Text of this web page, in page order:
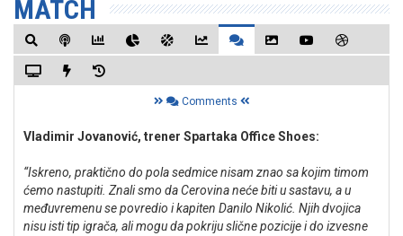
MATCH
Comments
Vladimir Jovanović, trener Spartaka Office Shoes:
“Iskreno, praktično do pola sedmice nisam znao sa kojim timom
ćemo nastupiti. Znali smo da Cerovina neće biti u sastavu, a u
međuvremenu se povredio i kapiten Danilo Nikolić. Njih dvojica
nisu isti tip igrača, ali mogu da pokriju slične pozicije i do izvesne